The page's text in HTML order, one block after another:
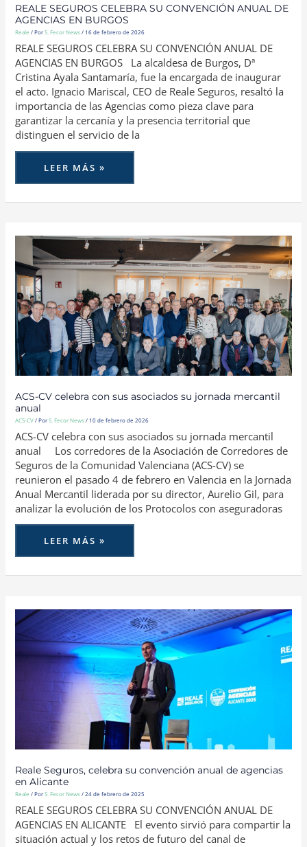
REALE SEGUROS CELEBRA SU CONVENCIÓN ANUAL DE
AGENCIAS EN BURGOS
Reale / PorS. Fecor News/ 16 de febrero de 2026
REALE SEGUROS CELEBRA SU CONVENCIÓN ANUAL DE
AGENCIAS EN BURGOS La alcaldesa de Burgos, Dª
Cristina Ayala Santamaría, fue la encargada de inaugurar
el acto. Ignacio Mariscal, CEO de Reale Seguros, resaltó la
importancia de las Agencias como pieza clave para
garantizar la cercanía y la presencia territorial que
distinguen el servicio de la
LEER MÁS »
ACS-CV celebra con sus asociados su jornada mercantil
anual
ACS-CV/ PorS. Fecor News/ 10 de febrero de 2026
ACS-CV celebra con sus asociados su jornada mercantil
anual Los corredores de la Asociación de Corredores de
Seguros de la Comunidad Valenciana (ACS-CV) se
reunieron el pasado 4 de febrero en Valencia en la Jornada
Anual Mercantil liderada por su director, Aurelio Gil, para
analizar la evolución de los Protocolos con aseguradoras
ACS-
CELEBRA
CON
SUS
ASOCIADOS
SU
JORNADA
MERCANTIL
ANUAL
LEER MÁS »
Reale Seguros, celebra su convención anual de agencias
en Alicante
Reale / PorS. Fecor News/24 de febrero de 2025
REALE SEGUROS CELEBRA SU CONVENCIÓN ANUAL DE
AGENCIAS EN ALICANTE El evento sirvió para compartir la
situación actual y los retos de futuro del canal de
REALE
SEGUROS,
CELEBRA
SU
CONVENCIÓN
ANUAL
DE
AGENCIAS
ALICANTE